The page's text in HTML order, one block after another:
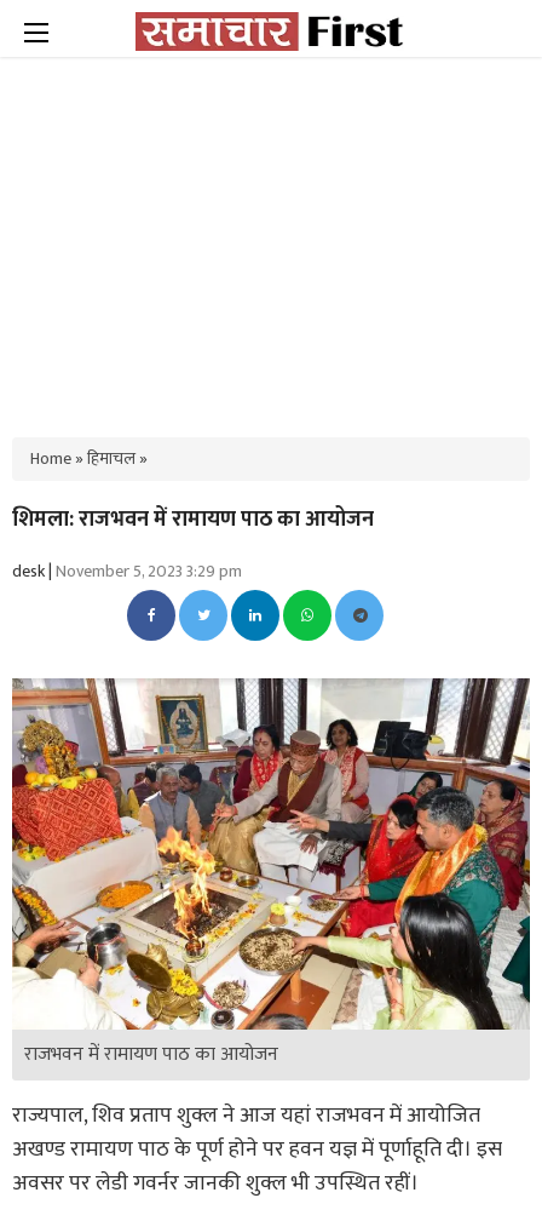
Home»हिमाचल»
शिमला: राजभवन में रामायण पाठ का आयोजन
desk |November 5, 2023 3:29 pm
राजभवन में रामायण पाठ का आयोजन
राज्यपाल, शिव प्रताप शुक्ल ने आज यहां राजभवन में आयोजित
अखण्ड रामायण पाठ के पूर्ण होने पर हवन यज्ञ में पूर्णाहूति दी। इस
अवसर पर लेडी गवर्नर जानकी शुक्ल भी उपस्थित रहीं।